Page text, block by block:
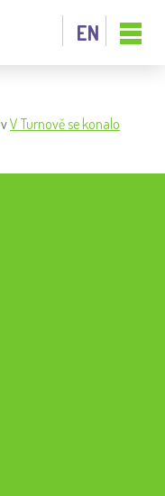
EN
vV Turnově se konalo